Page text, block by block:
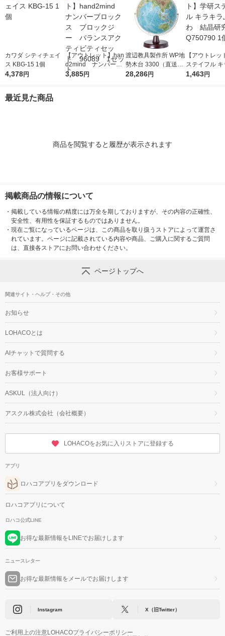
カワダ シティチェイ
ス KBG-15 1個
4,378円
【アウトレット】han
d2mind ナンバーブ
ロックス ブロックジ
3,885円
渡辺教具製作所 WP地
勢木台 3300（直送
品）
28,286円
【アウトレッ
ステイフル
ふわふわ 結
1,463円
最近見た商品
商品を閲覧すると履歴が表示されます
掲載商品の情報について
・ 掲載している情報の精度には万全を期しておりますが、その内容の正確性、
安全性、有用性を保証するものではありません。
・ 現在ご覧になっているページは、この商品を取り扱うストアによって運営さ
れています。ページに記載されている内容や商品、ご購入に関するご質問
は、直接各ストアにお問い合わせください。
ページトップへ
関連サイト・ヘルプ・その他
お知らせ
LOHACOとは
AIチャットで質問する
お客様サポート
ASKUL（法人向け）
アスクル株式会社（会社概要）
LOHACOをお気に入りストアに登録する
アプリ
ロハコアプリをダウンロード
ロハコアプリについて
ロハコ公式LINE
お得な最新情報をLINEでお届けします
ニュースレター
お得な最新情報をメールでお届けします
Instagram X（旧Twitter）
ご利用上の注意LOHACOプライバシーポリシー